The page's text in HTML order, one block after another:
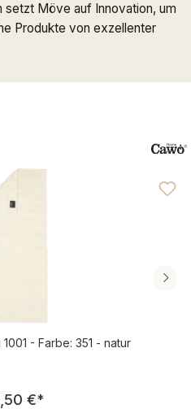
setzt Möve auf Innovation, um
Produkte von exzellenter
von 4.61 von 5 Sternen
- Farbe: 351 - natur
Regulärer Preis:
€*